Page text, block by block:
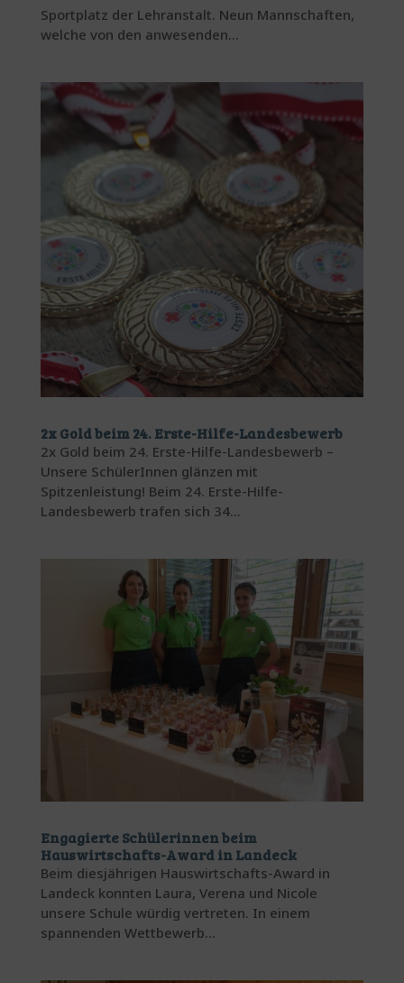
Sportplatz der Lehranstalt. Neun Mannschaften,
welche von den anwesenden...
2x Gold beim 24. Erste-Hilfe-Landesbewerb
2x Gold beim 24. Erste-Hilfe-Landesbewerb –
Unsere SchülerInnen glänzen mit
Spitzenleistung! Beim 24. Erste-Hilfe-
Landesbewerb trafen sich 34...
Engagierte Schülerinnen beim
Hauswirtschafts-Award in Landeck
Beim diesjährigen Hauswirtschafts-Award in
Landeck konnten Laura, Verena und Nicole
unsere Schule würdig vertreten. In einem
spannenden Wettbewerb...